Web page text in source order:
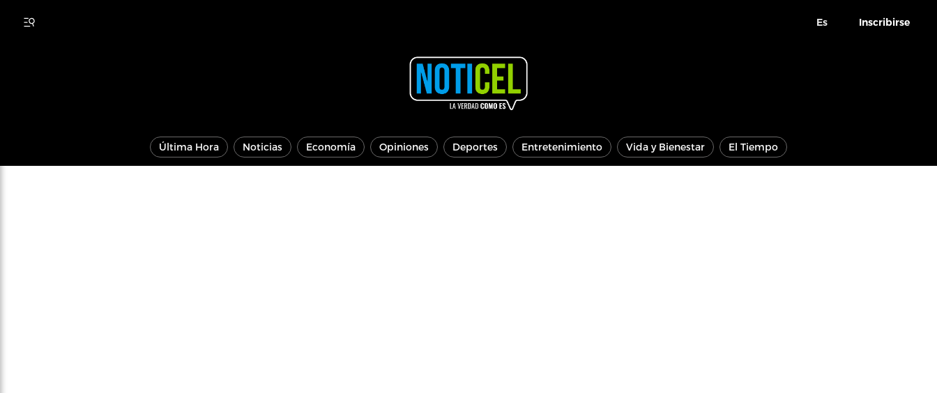
Es Inscribirse
Última Hora Noticias Economía Opiniones Deportes Entretenimiento Vida y Bienestar El Tiempo